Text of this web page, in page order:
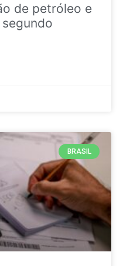
de petróleo e
BRASIL